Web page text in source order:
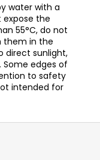
water with a
expose the
55°C, do not
them in the
direct sunlight,
edges of
to safety
intended for